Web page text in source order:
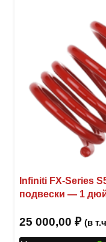
Infiniti FX-Series
подвески — 1
25 000,00 ₽ (в